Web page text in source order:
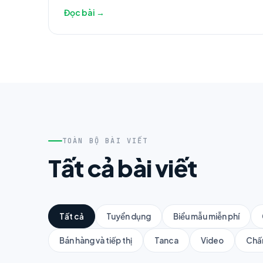
Đọc bài →
TOÀN BỘ BÀI VIẾT
Tất cả bài viết
Tất cả Tuyển dụng Biểu mẫu miễn phí
Bán hàng và tiếp thị Tanca Video